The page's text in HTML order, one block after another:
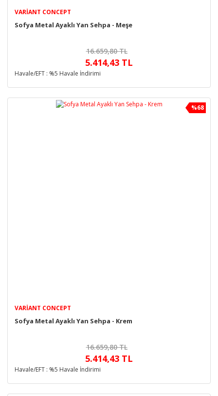
VARIANT CONCEPT
Sofya Metal Ayaklı Yan Sehpa - Meşe
16.659,80 TL
5.414,43 TL
Havale/EFT : %5 Havale İndirimi
%68
VARIANT CONCEPT
Sofya Metal Ayaklı Yan Sehpa - Krem
16.659,80 TL
5.414,43 TL
Havale/EFT : %5 Havale İndirimi